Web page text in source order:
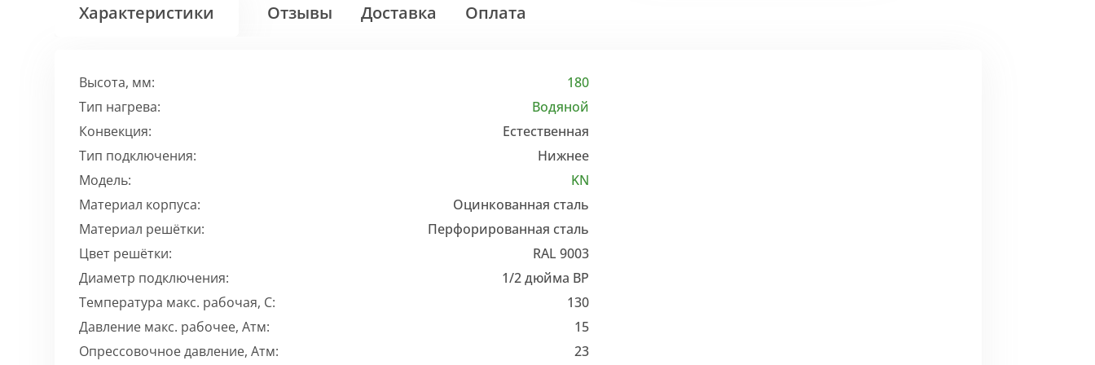
Характеристики Отзывы Доставка Оплата
Высота, мм:
180
Тип нагрева:
Водяной
Конвекция:
Естественная
Тип подключения:
Нижнее
Модель:
KN
Материал корпуса:
Оцинкованная сталь
Материал решётки:
Перфорированная сталь
Цвет решётки:
RAL 9003
Диаметр подключения:
1/2 дюйма ВР
Температура макс. рабочая, C:
130
Давление макс. рабочее, Атм:
15
Опрессовочное давление, Атм:
23